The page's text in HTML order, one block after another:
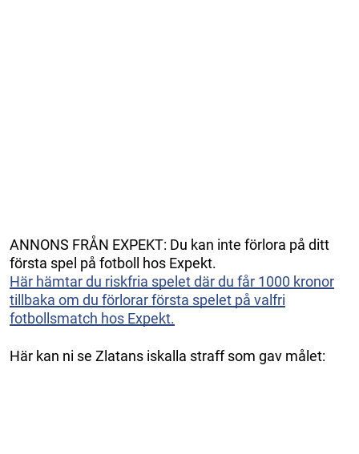
ANNONS FRÅN EXPEKT: Du kan inte förlora på ditt
första spel på fotboll hos Expekt.
Här hämtar du riskfria spelet där du får 1000 kronor
tillbaka om du förlorar första spelet på valfri
fotbollsmatch hos Expekt.
Här kan ni se Zlatans iskalla straff som gav målet: